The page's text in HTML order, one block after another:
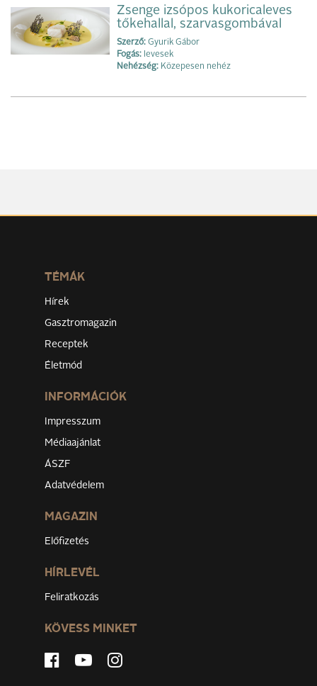
Zsenge izsópos kukoricaleves
tőkehallal, szarvasgombával
Szerző: Gyurik Gábor
Fogás: levesek
Nehézség: Közepesen nehéz
TÉMÁK
Hírek
Gasztromagazin
Receptek
Életmód
INFORMÁCIÓK
Impresszum
Médiaajánlat
ÁSZF
Adatvédelem
MAGAZIN
Előfizetés
HÍRLEVÉL
Feliratkozás
KÖVESS MINKET